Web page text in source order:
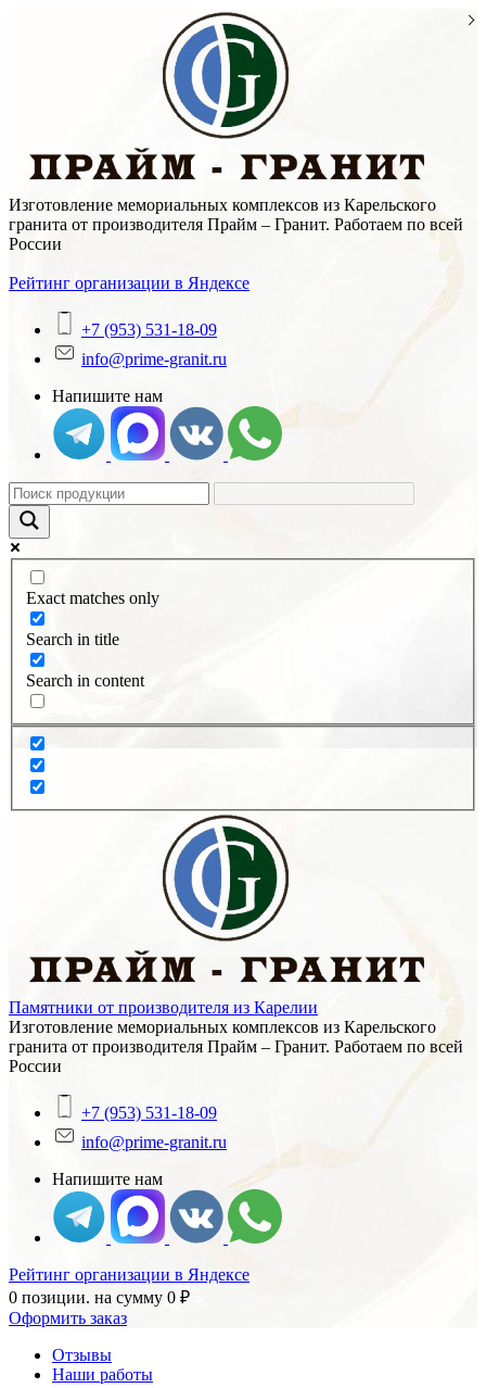
Изготовление мемориальных комплексов из Карельского
гранита от производителя Прайм – Гранит. Работаем по всей
России
Рейтинг организации в Яндексе
+7 (953) 531-18-09
info@prime-granit.ru
Напишите нам
Exact matches only
Search in title
Search in content
Памятники от производителя из Карелии
Изготовление мемориальных комплексов из Карельского
гранита от производителя Прайм – Гранит. Работаем по всей
России
+7 (953) 531-18-09
info@prime-granit.ru
Напишите нам
Рейтинг организации в Яндексе
0 позиции. на сумму 0 ₽
Оформить заказ
Отзывы
Наши работы